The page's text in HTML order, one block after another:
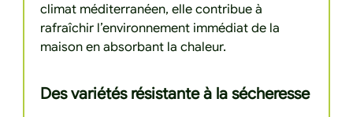
climat méditerranéen, elle contribue à
rafraîchir l’environnement immédiat de la
maison en absorbant la chaleur.
Des variétés résistante à la sécheresse